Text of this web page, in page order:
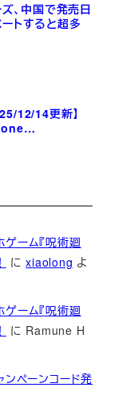
、中国で発売日
トすると超多
12/14更新】
ーム『呪術廻
にxiaolong よ
ーム『呪術廻
に Ramune H
ペーンコード発